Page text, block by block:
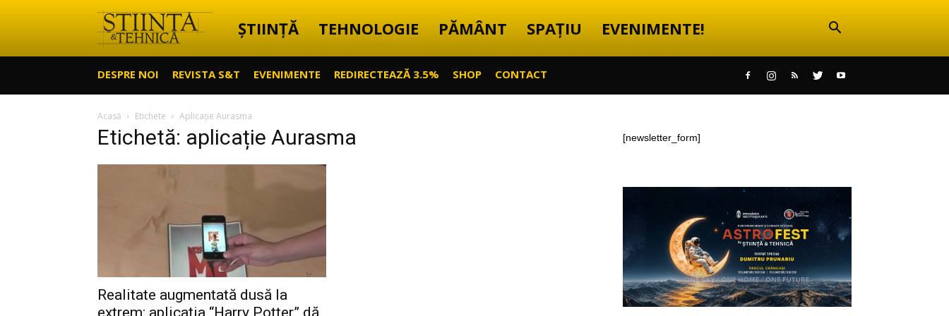
Știință
Tehnică
ȘTIINȚĂ TEHNOLOGIE PĂMÂNT SPAȚIU EVENIMENTE!
DESPRE NOI REVISTA S&T EVENIMENTE REDIRECTEAZĂ 3.5% SHOP CONTACT
Acasă Etichete Aplicație Aurasma
Etichetă: aplicație Aurasma
Realitate augmentată dusă la
extrem: aplicația “Harry Potter” dă
[newsletter_form]